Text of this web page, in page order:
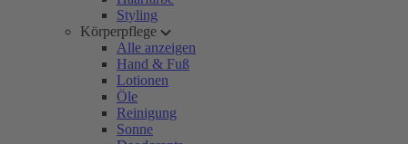
Styling
Körperpflege
Alle anzeigen
Hand & Fuß
Lotionen
Öle
Reinigung
Sonne